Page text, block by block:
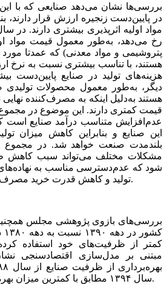
بررسی‌‌‌ها‌‌‌ نشان می‌دهد صنایعی‌‌‌ که‌‌‌ با
در پایین‌‌‌دست‌‌‌ زنجیره ارزش قرار دارند،
مواد اولیه‌‌‌ اثرپذیری‌‌‌ بیشتری‌‌‌ دارند.
رخ می‌دهد، به‌‌‌طور معمول قیمت‌‌‌ مواد
پتروشیمی‌‌‌ و مواد معدنی‌‌‌) که‌‌‌ عمدتا مورد
هستند‌‌‌، با تناسب‌‌‌ بیشتری‌‌‌ نسبت‌‌‌ به‌‌‌ نرخ ارز
هزینه‌‌‌های‌‌‌ تولید در صنایع‌‌‌ پایین‌‌‌دست‌‌‌
دیگر، به‌‌‌طور معمول محصولات تولیدی‌‌‌
هستند به‌‌‌دلیل‌‌‌ اینکه‌‌‌ به‌‌‌ مصرف‌کننده نهایی‌‌‌
قیمت‌‌‌ کمتری‌‌‌ دارند. این‌‌‌ موضوع در
عدم‌افزایش‌‌‌ متناسب‌‌‌ درآمد صنایع‌‌‌
این‌‌‌ صنایع‌‌‌ و بنابراین‌‌‌ کاهش‌‌‌ میزان
بلندمدت صنعت‌‌‌ خواهد شد. در مجموع
مشکلات مختلف‌‌‌ می‌‌‌تواند سبب‌‌‌ کاهش‌‌‌
شود که‌‌‌ عدم‌دسترسی‌‌‌ مناسب‌‌‌ به‌‌‌ نهاده‌های
تولید و کاهش‌‌‌ قدرت خرید مصرف‌کنندگان از آن دسته‌‌‌ است‌‌‌.
بررسی‌‌‌های بازوی پژوهشی مجلس
کمتر از ظرفیت‌‌‌های‌‌‌ خود استفاده
مبتنی ‌‌‌بر مدل‌سازی‌‌‌ اقتصادسنجی‌‌‌
سال ١٣٩۴ مطابق‌‌‌ با کمترین‌‌‌ میزان بهره‌برداری‌‌‌ از ظرفیت‌‌‌هاست‌‌‌.